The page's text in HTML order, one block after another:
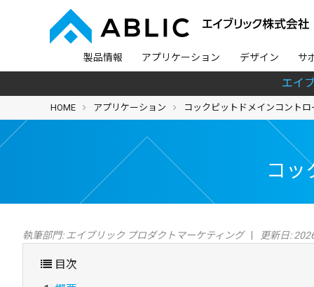
製品情報 アプリケーション デザイン サ
エイ
HOME アプリケーション コックピットドメインコントロ
コッ
執筆部門:エイブリック プロダクトマーケティング 更新日:
目次